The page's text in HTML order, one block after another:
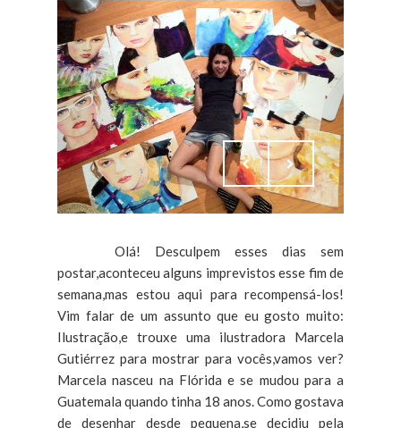
Olá! Desculpem esses dias sem
postar,aconteceu alguns imprevistos esse fim de
semana,mas estou aqui para recompensá-los!
Vim falar de um assunto que eu gosto muito:
Ilustração,e trouxe uma ilustradora Marcela
Gutiérrez para mostrar para vocês,vamos ver?
Marcela nasceu na Flórida e se mudou para a
Guatemala quando tinha 18 anos. Como gostava
de desenhar desde pequena,se decidiu pela